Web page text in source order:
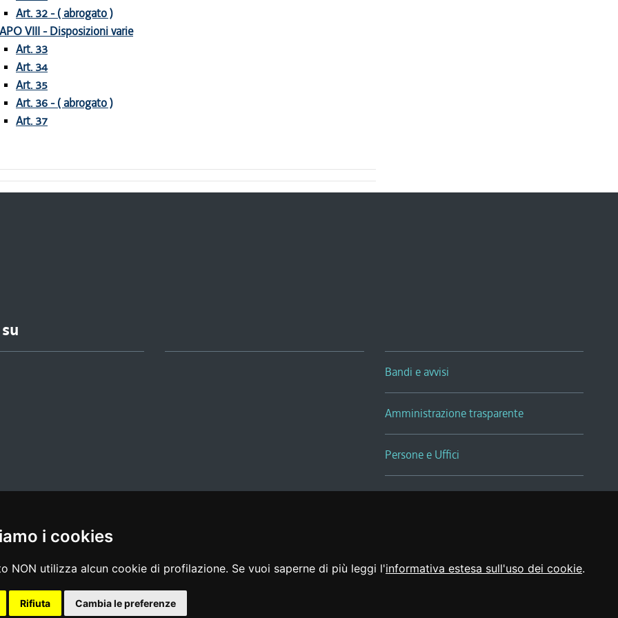
i cookies
NON utilizza alcun cookie di profilazione. Se vuoi saperne di più leggi l'informativa estesa sull'uso dei cookie.
Rifiuta Cambia le preferenze
Art. 32 - ( abrogato )
VIII - Disposizioni varie
Art. 33
Art. 34
Art. 35
Art. 36 - ( abrogato )
Art. 37
Bandi e avvisi
Amministrazione trasparente
Persone e Uffici
Sala Tiziano Tessitori
media policy | dichiarazione di accessibilità | feedback Realizzato da